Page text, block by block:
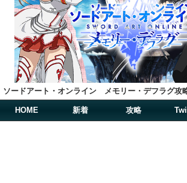
ソードアート・オンライン メモリー・デフラグ攻
HOME 新着 攻略